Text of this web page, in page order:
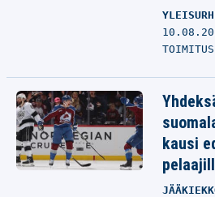
TOIMITUS
kausi